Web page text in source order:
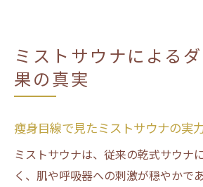
ミストサウナによる
果の真実
痩身目線で見たミストサウナの実
ミストサウナは、従来の乾式サウナ
く、肌や呼吸器への刺激が穏やかで